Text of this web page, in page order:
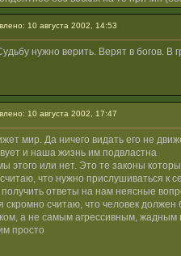
10 августа 2002, 14:53
нужно верить. Верят в богов. В
10 августа 2002, 17:47
мир. Да ничего видать его не
и наша жизнь им подвластна
этого или нет. Это те законы
что нужно прислушиваться к
получить ответы на нам неясные
скромно считаю, что человек должен
а не самым агрессивным,
просто